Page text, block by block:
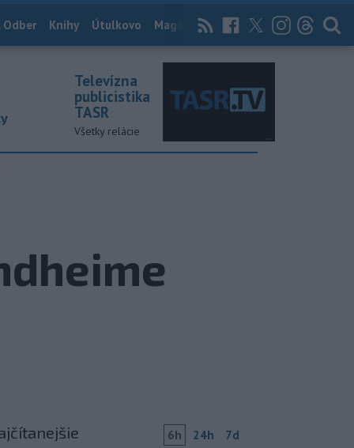
Odber Knihy Útulkovo Magazín News Now Archív
Televízna
publicistika
TASR
Všetky relácie
6h 24h 7d